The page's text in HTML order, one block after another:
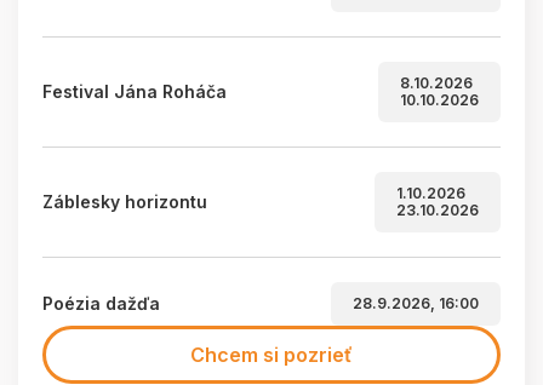
Festival Jána Roháča
8.10.2026
10.10.2026
Záblesky horizontu
1.10.2026
23.10.2026
Poézia dažďa 28.9.2026, 16:00
Chcem si pozrieť